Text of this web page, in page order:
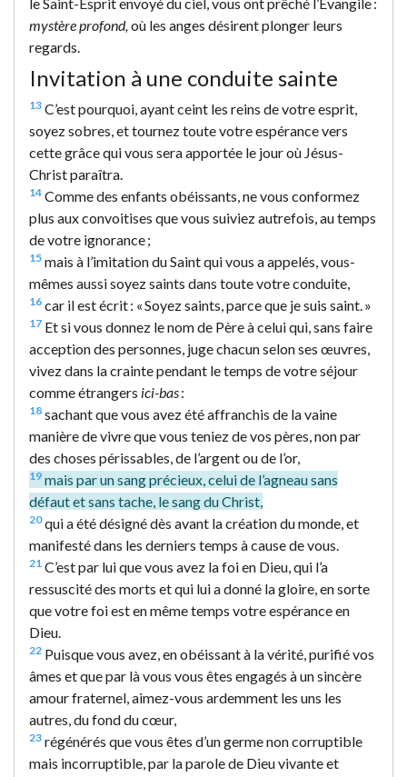
mystère profond, où les anges désirent plonger leurs
regards.
Invitation à une conduite sainte
13 C’est pourquoi, ayant ceint les reins de votre esprit,
soyez sobres, et tournez toute votre espérance vers
cette grâce qui vous sera apportée le jour où Jésus-
Christ paraîtra.
14 Comme des enfants obéissants, ne vous conformez
plus aux convoitises que vous suiviez autrefois, au temps
de votre ignorance ;
15 mais à l’imitation du Saint qui vous a appelés, vous-
mêmes aussi soyez saints dans toute votre conduite,
16 car il est écrit : « Soyez saints, parce que je suis saint. »
17 Et si vous donnez le nom de Père à celui qui, sans faire
acception des personnes, juge chacun selon ses œuvres,
vivez dans la crainte pendant le temps de votre séjour
comme étrangers ici-bas:
18 sachant que vous avez été affranchis de la vaine
manière de vivre que vous teniez de vos pères, non par
des choses périssables, de l’argent ou de l’or,
19 mais par un sang précieux, celui de l’agneau sans
défaut et sans tache, le sang du Christ,
20qui a été désigné dès avant la création du monde, et
manifesté dans les derniers temps à cause de vous.
21 C’est par lui que vous avez la foi en Dieu, qui l’a
ressuscité des morts et qui lui a donné la gloire, en sorte
que votre foi est en même temps votre espérance en
Dieu.
22 Puisque vous avez, en obéissant à la vérité, purifié vos
âmes et que par là vous vous êtes engagés à un sincère
amour fraternel, aimez-vous ardemment les uns les
autres, du fond du cœur,
23 régénérés que vous êtes d’un germe non corruptible
mais incorruptible, par la parole de Dieu vivante et